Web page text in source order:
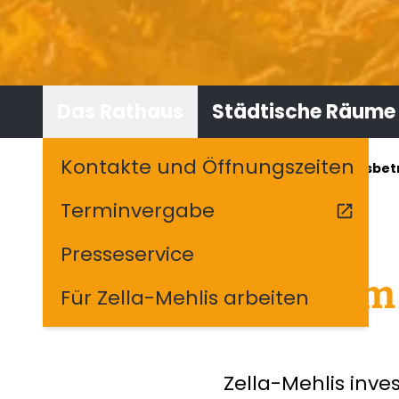
Kontakte und Öffnungszeiten
Terminvergabe
open_in_new
Presseservice
Für Zella-Mehlis arbeiten
Städtische
homeBürgerservice |Familie und Soziales|
Zella-Mehlis